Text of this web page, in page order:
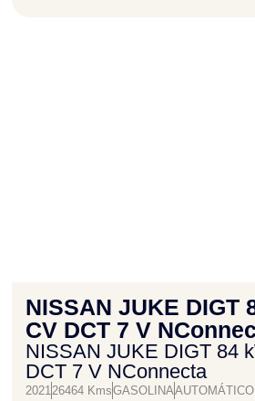
NISSAN JUKE DIGT
CV DCT 7 V
NISSAN JUKE DIGT 84
DCT 7 V NConnecta
202126464 KmsGASOLINAAUTOMÁTICO